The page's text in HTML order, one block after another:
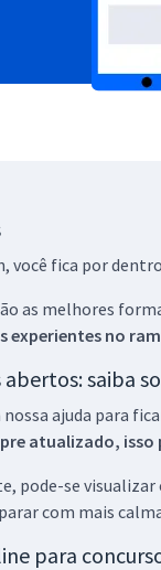
você fica por
as melhores
experientes no
abertos: saiba
ajuda para
atualizado, isso
pode-se
com mais
para